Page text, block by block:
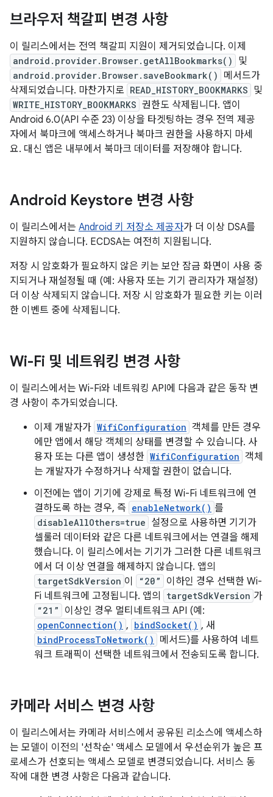
브라우저 책갈피 변경 사항
이 릴리스에서는 전역 책갈피 지원이 제거되었습니다. 이제
android.provider.Browser.getAllBookmarks() 및
android.provider.Browser.saveBookmark()
메서드가
삭제되었습니다. 마찬가지로 READ_HISTORY_BOOKMARKS 및
WRITE_HISTORY_BOOKMARKS 권한도 삭제됩니다. 앱이
Android 6.0(API 수준 23) 이상을 타겟팅하는 경우 전역 제공
자에서 북마크에 액세스하거나 북마크 권한을 사용하지 마세
요. 대신 앱은 내부에서 북마크 데이터를 저장해야 합니다.
Android Keystore 변경 사항
이 릴리스에서는 Android 키 저장소 제공자가 더 이상 DSA를
지원하지 않습니다. ECDSA는 여전히 지원됩니다.
저장 시 암호화가 필요하지 않은 키는 보안 잠금 화면이 사용 중
지되거나 재설정될 때 (예: 사용자 또는 기기 관리자가 재설정)
더 이상 삭제되지 않습니다. 저장 시 암호화가 필요한 키는 이러
한 이벤트 중에 삭제됩니다.
Wi-Fi 및 네트워킹 변경 사항
이 릴리스에서는 Wi-Fi와 네트워킹 API에 다음과 같은 동작 변
경 사항이 추가되었습니다.
이제 개발자가 WifiConfiguration 객체를 만든 경우
에만 앱에서 해당 객체의 상태를 변경할 수 있습니다. 사
용자 또는 다른 앱이 생성한 WifiConfiguration 객체
는 개발자가 수정하거나 삭제할 권한이 없습니다.
이전에는 앱이 기기에 강제로 특정 Wi-Fi 네트워크에 연
결하도록 하는 경우, 즉 enableNetwork() 를
disableAllOthers=true 설정으로 사용하면 기기가
셀룰러 데이터와 같은 다른 네트워크에서는 연결을 해제
했습니다. 이 릴리스에서는 기기가 그러한 다른 네트워크
에서 더 이상 연결을 해제하지 않습니다. 앱의
targetSdkVersion 이 “20”
이하인 경우 선택한 Wi-
Fi 네트워크에 고정됩니다. 앱의
targetSdkVersion 가
“21” 이상인 경우 멀티네트워크 API (예:
openConnection() , bindSocket() , 새
bindProcessToNetwork()
메서드)를 사용하여 네트
워크 트래픽이 선택한 네트워크에서 전송되도록 합니다.
카메라 서비스 변경 사항
이 릴리스에서는 카메라 서비스에서 공유된 리소스에 액세스하
는 모델이 이전의 '선착순' 액세스 모델에서 우선순위가 높은 프
로세스가 선호되는 액세스 모델로 변경되었습니다. 서비스 동
작에 대한 변경 사항은 다음과 같습니다.